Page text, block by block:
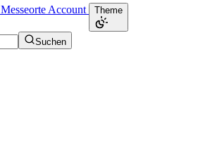
Messeorte Account Theme
Suchen